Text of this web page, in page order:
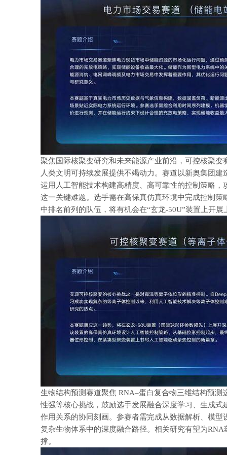
聚焦国际核聚变研究和未来能源产业前沿，可控核聚
人类文明可持续发展提供不竭动力。赛道以新奥集团
运用人工智能技术构建高精度、高可靠性的控制策略
这一关键难题。选手需在高保真仿真环境中完成控制
中排名前列的队伍，将有机会在“玄龙-50U”装置上开展
生物结构预测赛道聚焦 RNA–蛋白复合物三维结构预
性强等核心挑战，鼓励选手发展融合深度学习、生成
作用关系的协同刻画。参赛者需完成从数据解析、模
复杂生物体系中的深度融合路径。相关研究有望为
撑。